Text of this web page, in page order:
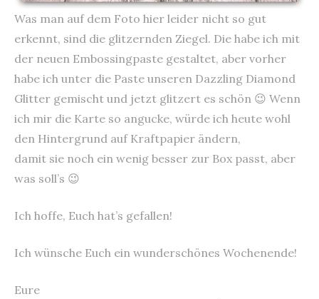
Was man auf dem Foto hier leider nicht so gut
erkennt, sind die glitzernden Ziegel. Die habe ich mit
der neuen Embossingpaste gestaltet, aber vorher
habe ich unter die Paste unseren Dazzling Diamond
Glitter gemischt und jetzt glitzert es schön 😉 Wenn
ich mir die Karte so angucke, würde ich heute wohl
den Hintergrund auf Kraftpapier ändern,
damit sie noch ein wenig besser zur Box passt, aber
was soll’s 😉
Ich hoffe, Euch hat’s gefallen!
Ich wünsche Euch ein wunderschönes Wochenende!
Eure